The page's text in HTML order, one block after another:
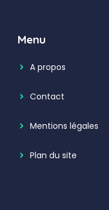
Menu
A propos
Contact
Mentions légales
Plan du site